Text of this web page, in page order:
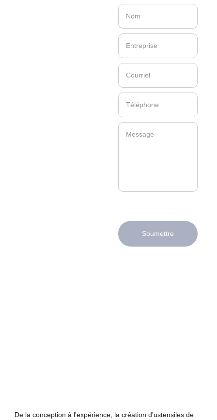
Soumettre
De la conception à l'expérience, la création d'ustensiles de